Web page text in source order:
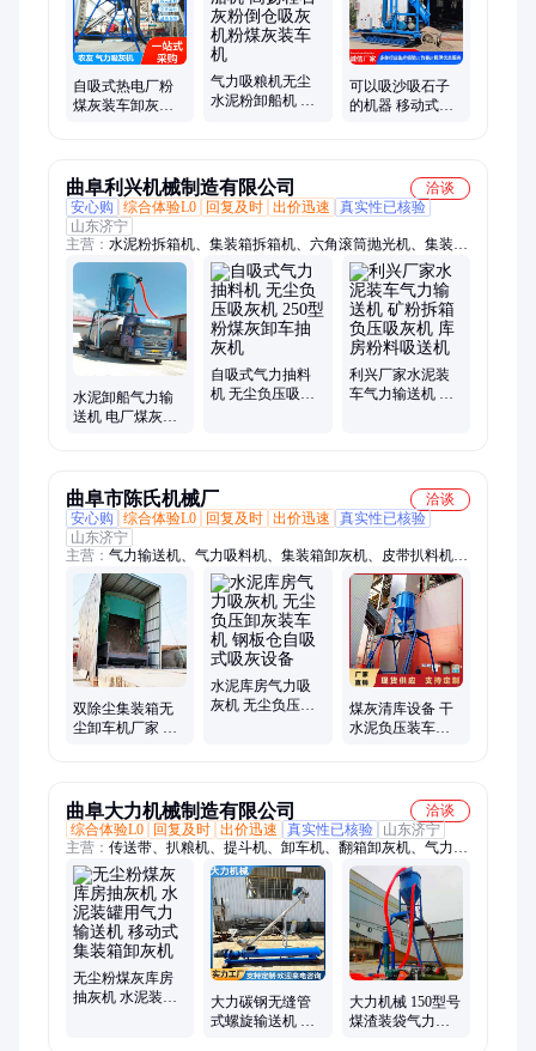
自吸式热电厂粉
煤灰装车卸灰机
气力吸粮机无尘
水泥粉卸船机 高
可以吸沙吸石子
的机器 移动式污
曲阜利兴机械制造有限公司
洽谈
安心购
综合体验L0 回复及时 出价迅速
真实性已核验
山东济宁
主营： 水泥粉拆箱机、集装箱拆箱机、六角滚筒抛光机、集装箱
卸车机、集装箱卸灰机、气力输送机、气力吸灰机、气力吸粮
机、火烧铁干磨机、挖树机、移树机、扒谷机、扒粮机、斗式提
升机、螺旋输送机、地瓜切片机
水泥卸船气力输
送机 电厂煤灰装
自吸式气力抽料
机 无尘负压吸灰
利兴厂家水泥装
车气力输送机 矿
曲阜市陈氏机械厂
洽谈
安心购
综合体验L0 回复及时 出价迅速
真实性已核验
山东济宁
主营： 气力输送机、气力吸料机、集装箱卸灰机、皮带扒料机、
六角滚筒抛光机、螺旋扒料机
双除尘集装箱无
尘卸车机厂家 集
水泥库房气力吸
灰机 无尘负压卸
煤灰清库设备 干
水泥负压装车机
曲阜大力机械制造有限公司
洽谈
综合体验L0
回复及时 出价迅速 真实性已核验
山东济宁
主营： 传送带、扒粮机、提斗机、卸车机、翻箱卸灰机、气力吸
灰机、拆箱卸灰机、气力输送系统、扒谷机、输送机、输送设
备、皮带运输机、滚筒抛光机、液压翻板机、环保除尘机械、除
铁锈抛光机、垂直斗式提升机
无尘粉煤灰库房
抽灰机 水泥装罐
大力碳钢无缝管
式螺旋输送机 倾
大力机械 150型号
煤渣装袋气力输